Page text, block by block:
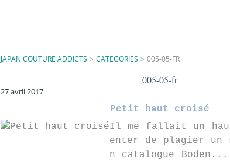
JAPAN COUTURE ADDICTS > CATEGORIES > 005-05-FR
005-05-fr
27 avril 2017
Petit haut croisé
Il me fallait un
enter de plagier un
n catalogue